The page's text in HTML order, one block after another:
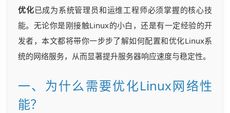
优化已成为系统管理员和运维工程师必须掌握的核心技
能。无论你是刚接触Linux的小白，还是有一定经验的开
发者，本文都将带你一步步了解如何配置和优化Linux系
统的网络服务，从而显著提升服务器响应速度与稳定性。
一、为什么需要优化Linux网络性
能？